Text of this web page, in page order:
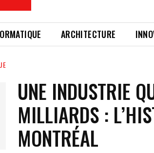
ARCHITECTURE
UNE INDUSTRIE
MILLIARDS :
MONTRÉAL